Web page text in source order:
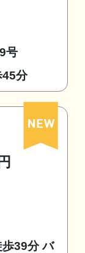
号
45分
歩39分 バ